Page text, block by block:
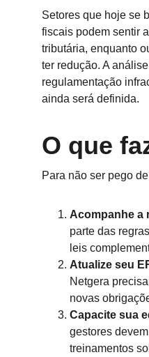
Setores que hoje se
fiscais podem sentir
tributária, enquanto
ter redução. A
regulamentação
ainda será definida.
O que
Para não ser pego
Acompanhe a
parte das
leis
Atualize seu
Netgera
novas
Capacite sua
gestores
treinamentos